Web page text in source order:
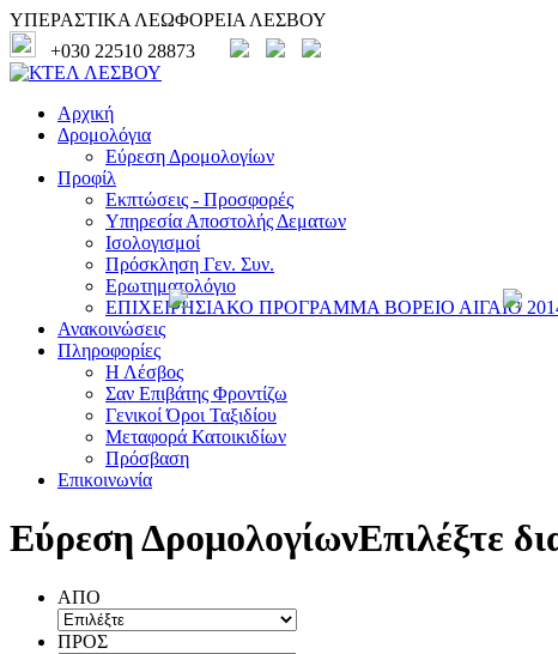
ΥΠΕΡΑΣΤΙΚΑ ΛΕΩΦΟΡΕΙΑ ΛΕΣΒΟΥ
+030 22510 28873
Αρχική
Δρομολόγια
Εύρεση Δρομολογίων
Προφίλ
Εκπτώσεις - Προσφορές
Υπηρεσία Αποστολής Δεματων
Ισολογισμοί
Πρόσκληση Γεν. Συν.
Ερωτηματολόγιο
ΕΠΙΧΕΙΡΗΣΙΑΚΟ ΠΡΟΓΡΑΜΜΑ ΒΟΡΕΙΟ ΑΙΓΑΙΟ
Ανακοινώσεις
Πληροφορίες
Η Λέσβος
Σαν Επιβάτης Φροντίζω
Γενικοί Όροι Ταξιδίου
Μεταφορά Κατοικιδίων
Πρόσβαση
Επικοινωνία
Εύρεση ΔρομολογίωνΕπιλέξτε
ΑΠΟ
ΠΡΟΣ